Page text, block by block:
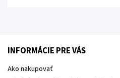
INFORMÁCIE PRE VÁS
Ako nakupovať